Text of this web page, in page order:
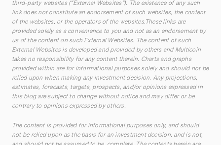
third-party websites (“External Websites”). The existence of any such
link does not constitute an endorsement of such websites, the content
of the websites, or the operators of the websites.These links are
provided solely as a convenience to you and not as an endorsement by
us of the content on such External Websites. The content of such
External Websites is developed and provided by others and Multicoin
takes no responsibility for any content therein. Charts and graphs
provided within are for informational purposes solely and should not be
relied upon when making any investment decision. Any projections,
estimates, forecasts, targets, prospects, and/or opinions expressed in
this blog are subject to change without notice and may differ or be
contrary to opinions expressed by others.
The content is provided for informational purposes only, and should
not be relied upon as the basis for an investment decision, and is not,